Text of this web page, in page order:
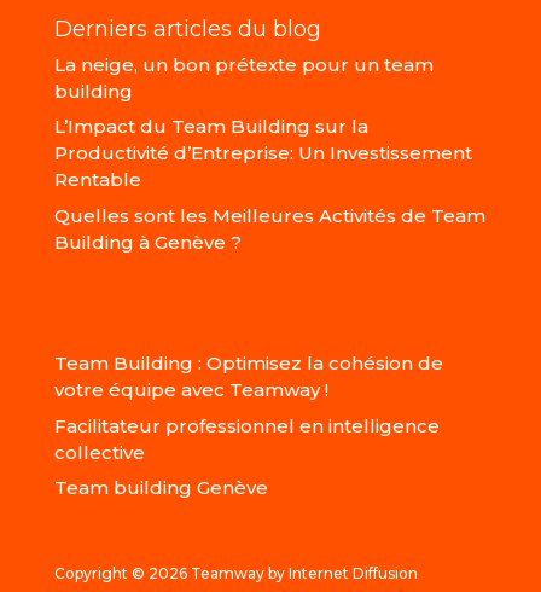
Derniers articles du blog
La neige, un bon prétexte pour un team
building
L’Impact du Team Building sur la
Productivité d’Entreprise: Un Investissement
Rentable
Quelles sont les Meilleures Activités de Team
Building à Genève ?
Team Building : Optimisez la cohésion de
votre équipe avec Teamway !
Facilitateur professionnel en intelligence
collective
Team building Genève
Copyright © 2026 Teamway by Internet Diffusion